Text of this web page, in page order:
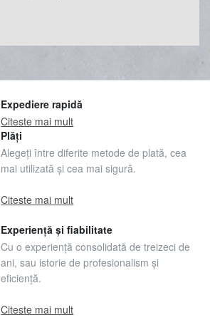
Expediere rapidă
Citeste mai mult
Plăți
Alegeți între diferite metode de plată, cea
mai utilizată și cea mai sigură.
Citeste mai mult
Experiență și fiabilitate
Cu o experiență consolidată de treizeci de
ani, sau istorie de profesionalism și
eficiență.
Citeste mai mult